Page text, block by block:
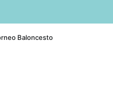
Baloncesto